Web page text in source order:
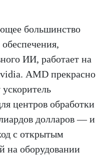
большинство
ИИ, работает на
AMD прекрасно
центров обработки
долларов — и
с открытым
на оборудовании